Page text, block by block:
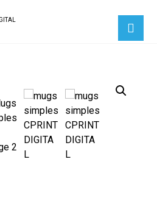
Agrandir l'image